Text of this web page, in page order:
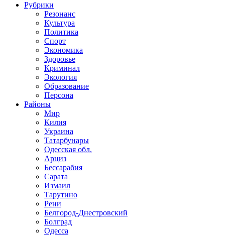
Рубрики
Резонанс
Культура
Политика
Спорт
Экономика
Здоровье
Криминал
Экология
Образование
Персона
Районы
Мир
Килия
Украина
Татарбунары
Одесская обл.
Арциз
Бессарабия
Сарата
Измаил
Тарутино
Рени
Белгород-Днестровский
Болград
Одесса